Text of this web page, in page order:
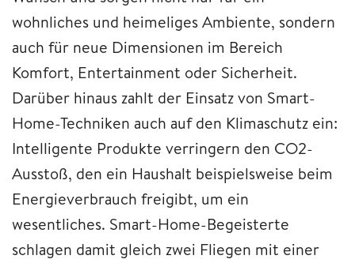
wohnliches und heimeliges Ambiente, sondern
auch für neue Dimensionen im Bereich
Komfort, Entertainment oder Sicherheit.
Darüber hinaus zahlt der Einsatz von Smart-
Home-Techniken auch auf den Klimaschutz ein:
Intelligente Produkte verringern den CO2-
Ausstoß, den ein Haushalt beispielsweise beim
Energieverbrauch freigibt, um ein
wesentliches. Smart-Home-Begeisterte
schlagen damit gleich zwei Fliegen mit einer